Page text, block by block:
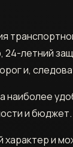
24-летний
и,
и бюджет.
и